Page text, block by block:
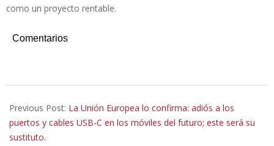
como un proyecto rentable.
Comentarios
03-
11
Previous Post: La Unión Europea lo confirma: adiós a los
puertos y cables USB-C en los móviles del futuro; este será su
sustituto.